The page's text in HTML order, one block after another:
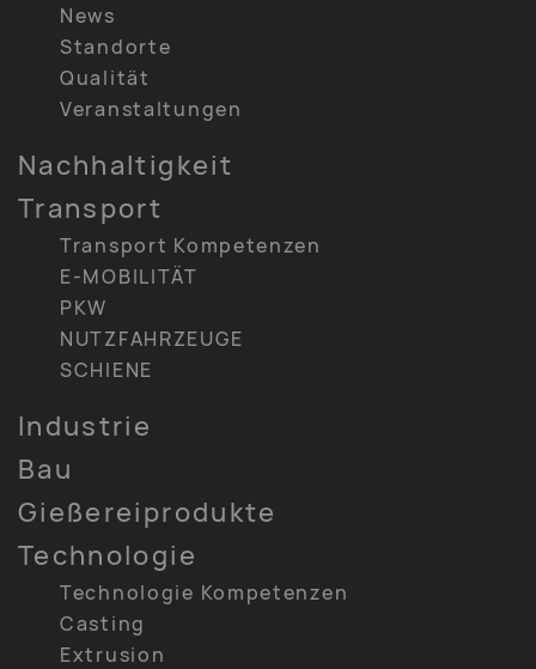
News
Standorte
Qualität
Veranstaltungen
Nachhaltigkeit
Transport
Transport Kompetenzen
E-MOBILITÄT
PKW
NUTZFAHRZEUGE
SCHIENE
Industrie
Bau
Gießereiprodukte
Technologie
Technologie Kompetenzen
Casting
Extrusion